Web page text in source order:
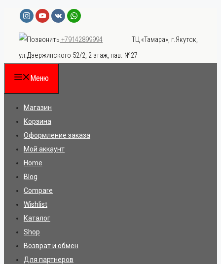
Перейти
содержимому
+79142899994
ТЦ «Тамара», г.Якутск,
ул.Дзержинского 52/2, 2 этаж, пав. №27
Меню
Магазин
Корзина
Оформление заказа
Мой аккаунт
Home
Blog
Compare
Wishlist
Каталог
Shop
Возврат и обмен
Для партнеров